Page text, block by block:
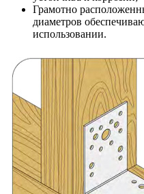
Грамотно
диаметров
использовании.